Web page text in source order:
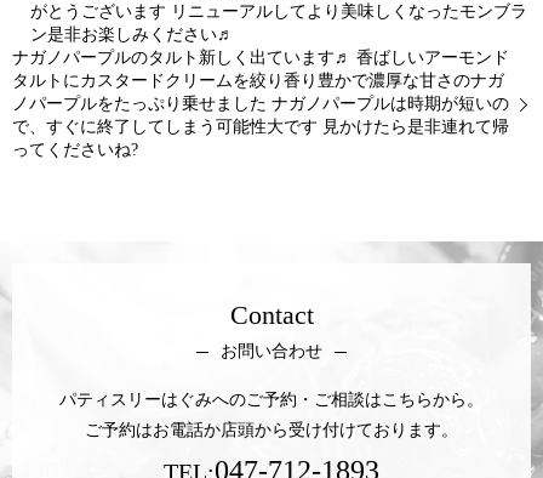
がとうございます リニューアルしてより美味しくなったモンブラ
ン是非お楽しみください♬
ナガノパープルのタルト新しく出ています♬ 香ばしいアーモンド
タルトにカスタードクリームを絞り香り豊かで濃厚な甘さのナガ
ノパープルをたっぷり乗せました ナガノパープルは時期が短いの
で、すぐに終了してしまう可能性大です 見かけたら是非連れて帰
ってくださいね?
Contact
お問い合わせ
パティスリーはぐみへのご予約・ご相談はこちらから。
ご予約はお電話か店頭から受け付けております。
TEL:047-712-1893